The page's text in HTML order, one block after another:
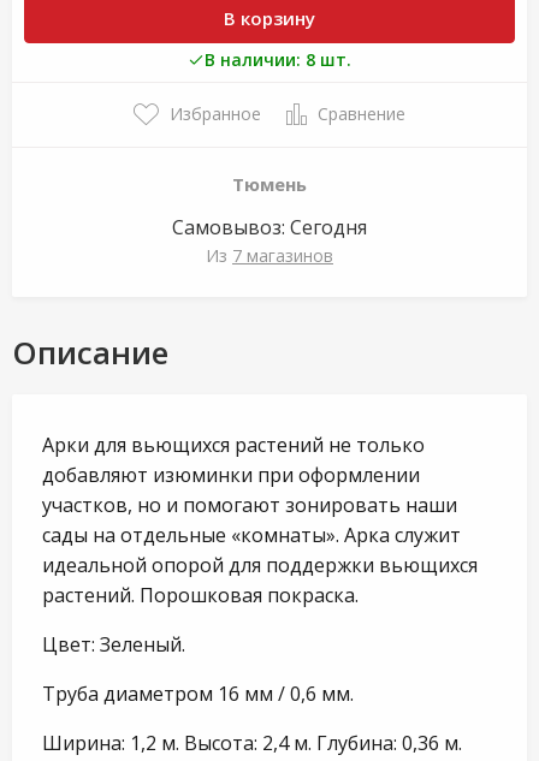
В корзину
В наличии: 8 шт.
Избранное Сравнение
Тюмень
Самовывоз: Сегодня
Из 7 магазинов
Описание
Арки для вьющихся растений не только
добавляют изюминки при оформлении
участков, но и помогают зонировать наши
сады на отдельные «комнаты». Арка служит
идеальной опорой для поддержки вьющихся
растений. Порошковая покраска.
Цвет: Зеленый.
Труба диаметром 16 мм / 0,6 мм.
Ширина: 1,2 м. Высота: 2,4 м. Глубина: 0,36 м.